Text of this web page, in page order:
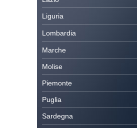
Liguria
Lombardia
Marche
Molise
Piemonte
Puglia
Sardegna